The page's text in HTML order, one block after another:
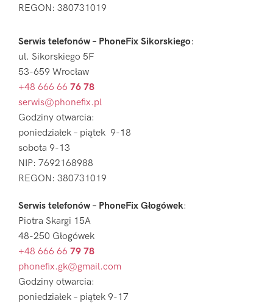
REGON: 380731019
Serwis telefonów – PhoneFix Sikorskiego:
ul. Sikorskiego 5F
53-659 Wrocław
+48 666 66 76 78
serwis@phonefix.pl
Godziny otwarcia:
poniedziałek – piątek 9-18
sobota 9-13
NIP: 7692168988
REGON: 380731019
Serwis telefonów – PhoneFix Głogówek:
Piotra Skargi 15A
48-250 Głogówek
+48 666 66 79 78
phonefix.gk@gmail.com
Godziny otwarcia:
poniedziałek – piątek 9-17